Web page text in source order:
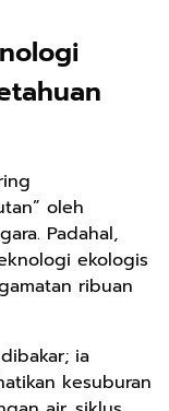
oleh
Padahal,
ekologis
ribuan
ia
kesuburan